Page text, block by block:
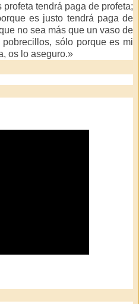
tendrá paga de profeta;
es justo tendrá paga de
no sea más que un vaso de
sólo porque es mi
os lo aseguro.»